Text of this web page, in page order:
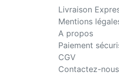
Livraison
Mentions
A propos
Paiement
CGV
Contactez-nous